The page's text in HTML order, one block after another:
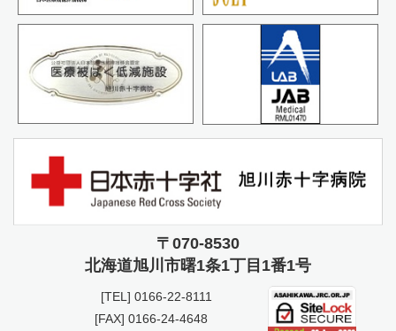
〒070-8530
北海道旭川市曙1条1丁目1番1号
[TEL] 0166-22-8111
[FAX] 0166-24-4648